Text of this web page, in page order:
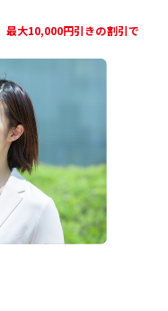
最大10,000円引きの割引で